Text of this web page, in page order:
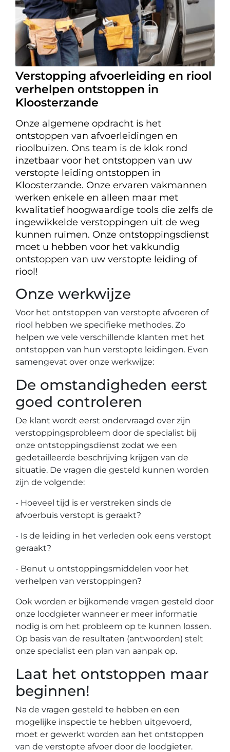
Verstopping afvoerleiding en riool
verhelpen ontstoppen in
Kloosterzande
Onze algemene opdracht is het
ontstoppen van afvoerleidingen en
rioolbuizen. Ons team is de klok rond
inzetbaar voor het ontstoppen van uw
verstopte leiding ontstoppen in
Kloosterzande. Onze ervaren vakmannen
werken enkele en alleen maar met
kwalitatief hoogwaardige tools die zelfs de
ingewikkelde verstoppingen uit de weg
kunnen ruimen. Onze ontstoppingsdienst
moet u hebben voor het vakkundig
ontstoppen van uw verstopte leiding of
riool!
Onze werkwijze
Voor het ontstoppen van verstopte afvoeren of
riool hebben we specifieke methodes. Zo
helpen we vele verschillende klanten met het
ontstoppen van hun verstopte leidingen. Even
samengevat over onze werkwijze:
De omstandigheden eerst
goed controleren
De klant wordt eerst ondervraagd over zijn
verstoppingsprobleem door de specialist bij
onze ontstoppingsdienst zodat we een
gedetailleerde beschrijving krijgen van de
situatie. De vragen die gesteld kunnen worden
zijn de volgende:
- Hoeveel tijd is er verstreken sinds de
afvoerbuis verstopt is geraakt?
- Is de leiding in het verleden ook eens verstopt
geraakt?
- Benut u ontstoppingsmiddelen voor het
verhelpen van verstoppingen?
Ook worden er bijkomende vragen gesteld door
onze loodgieter wanneer er meer informatie
nodig is om het probleem op te kunnen lossen.
Op basis van de resultaten (antwoorden) stelt
onze specialist een plan van aanpak op.
Laat het ontstoppen maar
beginnen!
Na de vragen gesteld te hebben en een
mogelijke inspectie te hebben uitgevoerd,
moet er gewerkt worden aan het ontstoppen
van de verstopte afvoer door de loodgieter.